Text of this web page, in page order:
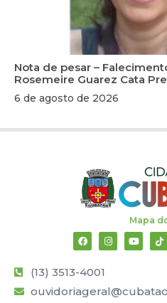
Nota de pesar –
Rosemeire Guarez Cata
6 de agosto de 2026
Mapa
(13) 3513-4001